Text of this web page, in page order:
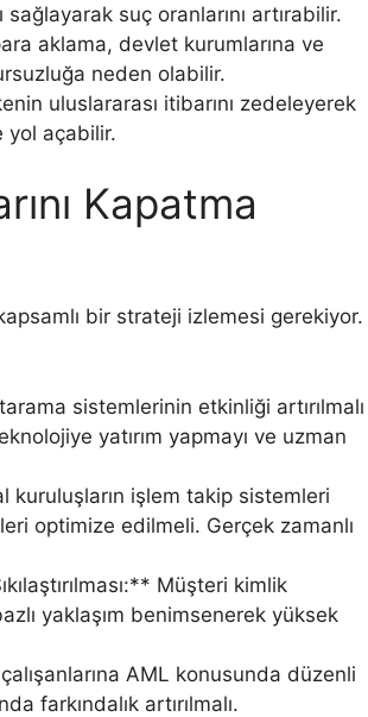
sağlayarak suç oranlarını artırabilir.
aklama, devlet kurumlarına ve
neden olabilir.
uluslararası itibarını zedeleyerek
yol açabilir.
Kapatma
bir strateji izlemesi gerekiyor.
sistemlerinin etkinliği artırılmalı
yatırım yapmayı ve uzman
işlem takip sistemleri
optimize edilmeli. Gerçek zamanlı
Müşteri kimlik
yaklaşım benimsenerek yüksek
AML konusunda düzenli
farkındalık artırılmalı.